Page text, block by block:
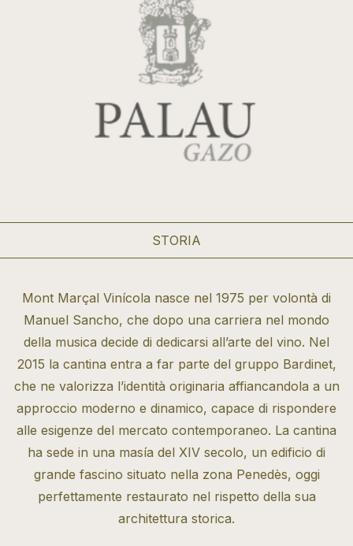
STORIA
Mont Marçal Vinícola nasce nel 1975 per volontà di
Manuel Sancho, che dopo una carriera nel mondo
della musica decide di dedicarsi all’arte del vino. Nel
2015 la cantina entra a far parte del gruppo Bardinet,
che ne valorizza l’identità originaria affiancandola a un
approccio moderno e dinamico, capace di rispondere
alle esigenze del mercato contemporaneo. La cantina
ha sede in una masía del XIV secolo, un edificio di
grande fascino situato nella zona Penedès, oggi
perfettamente restaurato nel rispetto della sua
architettura storica.